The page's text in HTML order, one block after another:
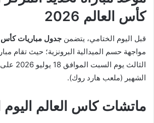
كأس العالم 2026
قبل اليوم الختامي، يتضمن جدول مباريات كأس
مواجهة حسم الميدالية البرونزية؛ حيث تقام
الثالث
الشهير (ملعب هارد روك).
ماتشات كاس العالم اليوم